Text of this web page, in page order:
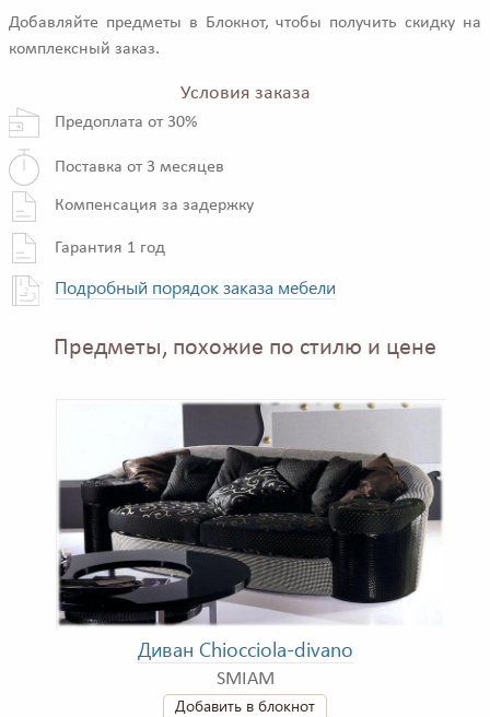
Добавляйте предметы в Блокнот, чтобы получить скидку на
комплексный заказ.
Условия заказа
Предоплата от 30%
Поставка от 3 месяцев
Компенсация за задержку
Гарантия 1 год
Подробный порядок заказа мебели
Предметы, похожие по стилю и цене
Диван Chiocciola-divano
SMIAM
Добавить в блокнот